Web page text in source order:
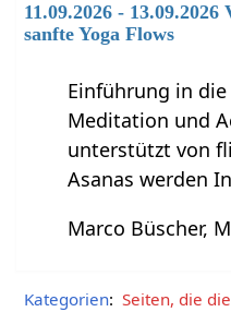
11.09.2026 -
sanfte Yoga Flows
Einführung in
Meditation und
unterstützt von
Asanas werden
Marco Büscher,
Kategorien: Seiten, die